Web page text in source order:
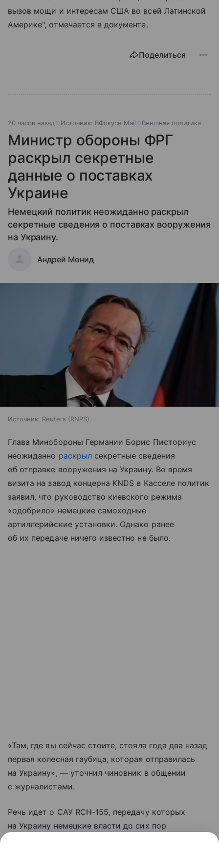
вызов мощи и интересам США во всей Латинской
Америке", отмечается в документе.
Поделиться
20 часов назад Источник: ВФокусе Mail Внешняя политика
Министр обороны ФРГ
раскрыл секретные
данные о поставках
Украине
Немецкий политик неожиданно раскрыл
секретные сведения о поставках вооружения
на Украину.
Андрей Монид
Источник: Reuters (RNPS)
Глава Минобороны Германии Борис Писториус
неожиданно раскрылсекретные сведения
об отправке вооружения на Украину. Во время
визита на завод концерна KNDS в Касселе политик
заявил, что руководство киевского режима
«одобрило» немецкие самоходные
артиллерийские установки. Однако ранее
об их передаче ничего известно не было.
«Там, где вы сейчас стоите, стояла года два назад
первая колесная гаубица, которая отправилась
на Украину», — уточнил чиновник в общении
с журналистами.
Речь идет о САУ RCH-155, передачу которых
на Украину немецкие власти до сих пор